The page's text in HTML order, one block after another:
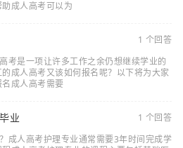
成人高考可以为
1 个回答
考是一项让许多工作之余仍想继续学业的
成人高考又该如何报名呢？以下将为大家
成人高考需要
业
1 个回答
成人高考护理专业通常需要3年时间完成学